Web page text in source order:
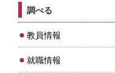
調べる
教員情報
就職情報